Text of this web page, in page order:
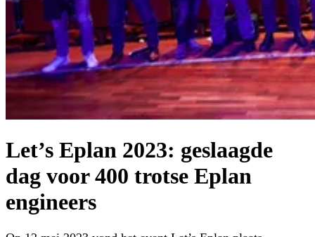
Let’s Eplan 2023: geslaagde
dag voor 400 trotse Eplan
engineers